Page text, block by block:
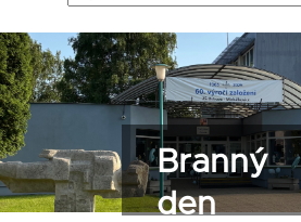
Branný
den